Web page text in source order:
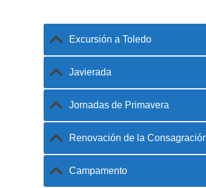
Excursión a Toledo
Javierada
Jornadas de Primavera
Renovación de la
Campamento